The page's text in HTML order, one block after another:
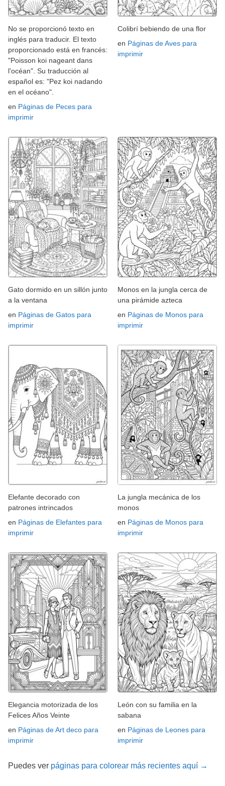
No se proporcionó texto en
inglés para traducir. El texto
proporcionado está en francés:
"Poisson koi nageant dans
l'océan". Su traducción al
español es: "Pez koi nadando
en el océano".
en Páginas de Peces para
imprimir
Colibrí bebiendo de una flor
en Páginas de Aves para
imprimir
Gato dormido en un sillón junto
a la ventana
en Páginas de Gatos para
imprimir
Monos en la jungla cerca de
una pirámide azteca
en Páginas de Monos para
imprimir
Elefante decorado con
patrones intrincados
en Páginas de Elefantes para
imprimir
La jungla mecánica de los
monos
en Páginas de Monos para
imprimir
Elegancia motorizada de los
Felices Años Veinte
en Páginas de Art deco para
imprimir
León con su familia en la
sabana
en Páginas de Leones para
imprimir
Puedes ver páginas para colorear más recientes aquí →